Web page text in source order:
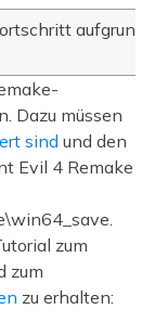
aufgrund
Dazu müssen
sind und den
Evil 4 Remake
zum
zum
zu erhalten: